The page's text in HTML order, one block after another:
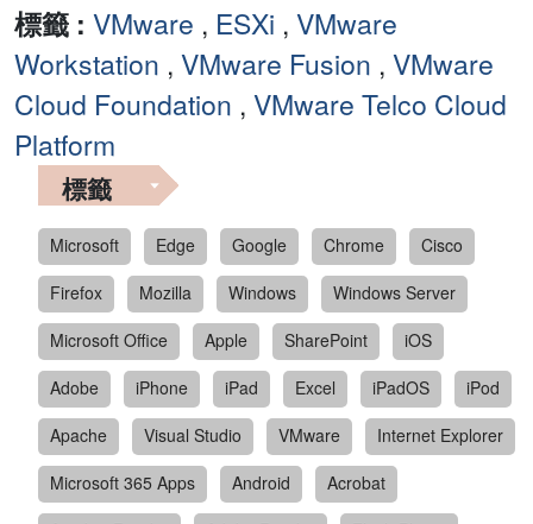
標籤 : VMware , ESXi , VMware
Workstation , VMware Fusion , VMware
Cloud Foundation , VMware Telco Cloud
Platform
標籤
Microsoft Edge Google Chrome
Cisco
Firefox
Mozilla Windows
Windows Server
Microsoft Office
Apple SharePoint
iOS
Adobe
iPhone iPad Excel iPadOS
iPod
Apache
Visual Studio VMware
Internet Explorer
Microsoft 365 Apps
Android
Acrobat